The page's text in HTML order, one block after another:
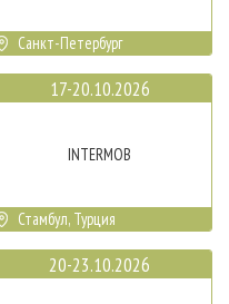
Санкт-Петербург
17-20.10.2026
INTERMOB
Стамбул, Турция
20-23.10.2026